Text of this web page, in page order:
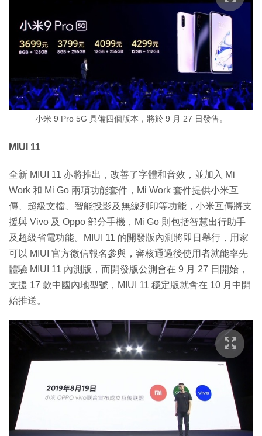
小米 9 Pro 5G 具備四個版本，將於 9 月 27 日發售。
MIUI 11
全新 MIUI 11 亦將推出，改善了字體和音效，並加入 Mi
Work 和 Mi Go 兩項功能套件，Mi Work 套件提供小米互
傳、超級文檔、智能投影及無線列印等功能，小米互傳將支
援與 Vivo 及 Oppo 部分手機，Mi Go 則包括智慧出行助手
及超級省電功能。MIUI 11 的開發版內測將即日舉行，用家
可以 MIUI 官方微信報名參與，審核通過後使用者就能率先
體驗 MIUI 11 內測版，而開發版公測會在 9 月 27 日開始，
支援 17 款中國內地型號，MIUI 11 穩定版就會在 10 月中開
始推送。